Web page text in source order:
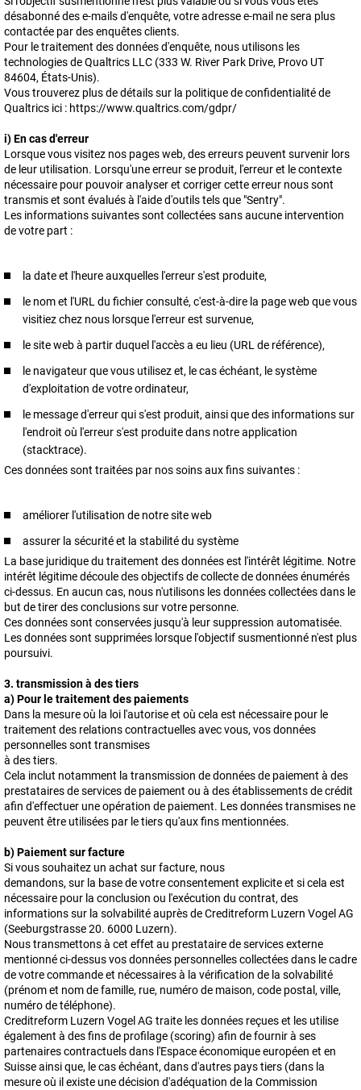
désabonné des e-mails d'enquête, votre adresse e-mail ne sera plus
contactée par des enquêtes clients.
Pour le traitement des données d'enquête, nous utilisons les
technologies de Qualtrics LLC (333 W. River Park Drive, Provo UT
84604, États-Unis).
Vous trouverez plus de détails sur la politique de confidentialité de
Qualtrics ici : https://www.qualtrics.com/gdpr/
i) En cas d'erreur
Lorsque vous visitez nos pages web, des erreurs peuvent survenir lors
de leur utilisation. Lorsqu'une erreur se produit, l'erreur et le contexte
nécessaire pour pouvoir analyser et corriger cette erreur nous sont
transmis et sont évalués à l'aide d'outils tels que "Sentry".
Les informations suivantes sont collectées sans aucune intervention
de votre part :
la date et l'heure auxquelles l'erreur s'est produite,
le nom et l'URL du fichier consulté, c'est-à-dire la page web que vous
visitiez chez nous lorsque l'erreur est survenue,
le site web à partir duquel l'accès a eu lieu (URL de référence),
le navigateur que vous utilisez et, le cas échéant, le système
d'exploitation de votre ordinateur,
le message d'erreur qui s'est produit, ainsi que des informations sur
l'endroit où l'erreur s'est produite dans notre application
(stacktrace).
Ces données sont traitées par nos soins aux fins suivantes :
améliorer l'utilisation de notre site web
assurer la sécurité et la stabilité du système
La base juridique du traitement des données est l'intérêt légitime. Notre
intérêt légitime découle des objectifs de collecte de données énumérés
ci-dessus. En aucun cas, nous n'utilisons les données collectées dans le
but de tirer des conclusions sur votre personne.
Ces données sont conservées jusqu'à leur suppression automatisée.
Les données sont supprimées lorsque l'objectif susmentionné n'est plus
poursuivi.
3. transmission à des tiers
a) Pour le traitement des paiements
Dans la mesure où la loi l'autorise et où cela est nécessaire pour le
traitement des relations contractuelles avec vous, vos données
personnelles sont transmises
à des tiers.
Cela inclut notamment la transmission de données de paiement à des
prestataires de services de paiement ou à des établissements de crédit
afin d'effectuer une opération de paiement. Les données transmises ne
peuvent être utilisées par le tiers qu'aux fins mentionnées.
b) Paiement sur facture
Si vous souhaitez un achat sur facture, nous
demandons, sur la base de votre consentement explicite et si cela est
nécessaire pour la conclusion ou l'exécution du contrat, des
informations sur la solvabilité auprès de Creditreform Luzern Vogel AG
(Seeburgstrasse 20. 6000 Luzern).
Nous transmettons à cet effet au prestataire de services externe
mentionné ci-dessus vos données personnelles collectées dans le cadre
de votre commande et nécessaires à la vérification de la solvabilité
(prénom et nom de famille, rue, numéro de maison, code postal, ville,
numéro de téléphone).
Creditreform Luzern Vogel AG traite les données reçues et les utilise
également à des fins de profilage (scoring) afin de fournir à ses
partenaires contractuels dans l'Espace économique européen et en
Suisse ainsi que, le cas échéant, dans d'autres pays tiers (dans la
mesure où il existe une décision d'adéquation de la Commission